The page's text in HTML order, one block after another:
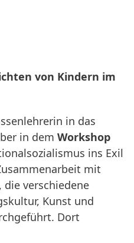
von Kindern im
in das
in dem Workshop
ins Exil
mit
verschiedene
Kunst und
Dort